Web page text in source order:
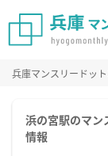
兵庫マンスリードッ
浜の宮駅のマン
情報